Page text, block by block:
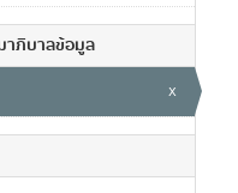
าภิบาลข้อมูล
x